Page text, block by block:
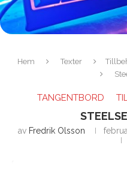
Hem Texter
TANGENTBORD
av Fredrik Olsson